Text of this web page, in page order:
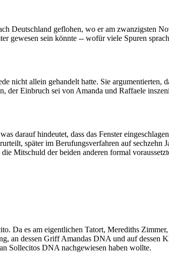
Deutschland geflohen, wo er am zwanzigsten
gewesen sein könnte -- wofür viele Spuren
nicht allein gehandelt hatte. Sie
Einbruch sei von Amanda und Raffaele
darauf hindeutet, dass das Fenster
später im Berufungsverfahren auf sechzehn
Mitschuld der beiden anderen formal
Da es am eigentlichen Tatort, Merediths
an dessen Griff Amandas DNA und auf
Sollecitos DNA nachgewiesen haben wollte.